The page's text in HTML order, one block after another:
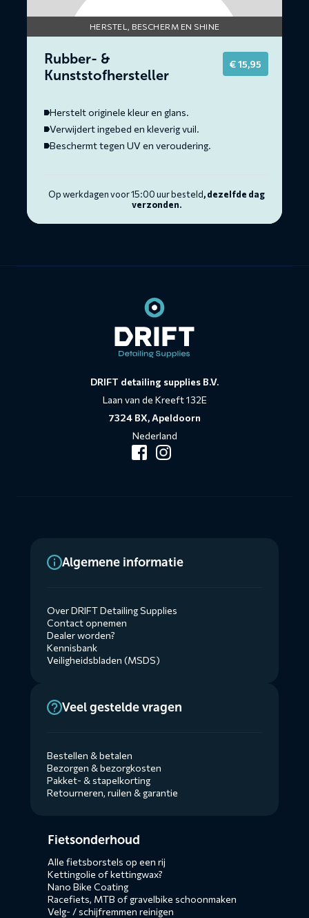
HERSTEL, BESCHERM EN SHINE
Rubber- &
Kunststofhersteller
€15,95
Herstelt originele kleur en glans.
Verwijdert ingebed en kleverig vuil.
Beschermt tegen UV en veroudering.
Op werkdagen voor 15:00 uur besteld, dezelfde dag
verzonden.
DRIFT detailing supplies B.V.
Laan van de Kreeft 132E
7324 BX, Apeldoorn
Nederland
Algemene informatie
Over DRIFT Detailing Supplies
Contact opnemen
Dealer worden?
Kennisbank
Veiligheidsbladen (MSDS)
Veel gestelde vragen
Bestellen & betalen
Bezorgen & bezorgkosten
Pakket- & stapelkorting
Retourneren, ruilen & garantie
menusFietsonderhoud
Alle fietsborstels op een rij
Kettingolie of kettingwax?
Nano Bike Coating
Racefiets, MTB of gravelbike schoonmaken
Velg- / schijfremmen reinigen